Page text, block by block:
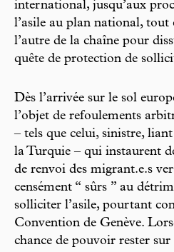
international, jusqu’aux
l’asile au plan national, tout
l’autre de la chaîne pour
quête de protection de
Dès l’arrivée sur le sol
l’objet de refoulements
– tels que celui, sinistre,
la Turquie – qui instaurent
de renvoi des migrant.e.s
censément “ sûrs ” au
solliciter l’asile, pourtant
Convention de Genève.
chance de pouvoir rester